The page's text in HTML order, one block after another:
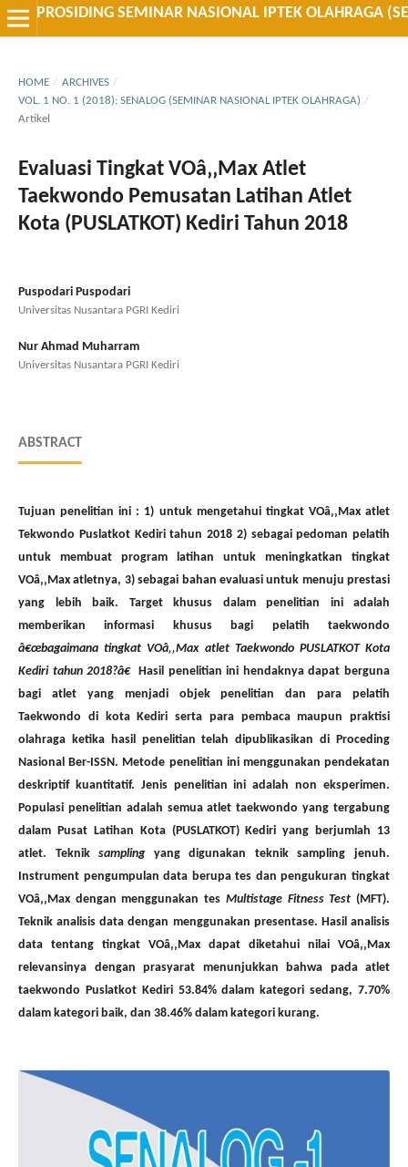
PROSIDING SEMINAR NASIONAL IPTEK OLAHRAGA
HOME / ARCHIVES /
VOL. 1 NO. 1 (2018): SENALOG (SEMINAR NASIONAL IPTEK OLAHRAGA) /
Artikel
Evaluasi Tingkat VOâ‚‚Max Atlet
Taekwondo Pemusatan Latihan Atlet
Kota (PUSLATKOT) Kediri Tahun 2018
Puspodari Puspodari
Universitas Nusantara PGRI Kediri
Nur Ahmad Muharram
Universitas Nusantara PGRI Kediri
ABSTRACT
Tujuan penelitian ini : 1) untuk mengetahui tingkat VOâ‚‚Max atlet
Tekwondo Puslatkot Kediri tahun 2018 2) sebagai pedoman pelatih
untuk membuat program latihan untuk meningkatkan tingkat
VOâ‚‚Max atletnya, 3) sebagai bahan evaluasi untuk menuju prestasi
yang lebih baik. Target khusus dalam penelitian ini adalah
memberikan informasi khusus bagi pelatih taekwondo
â€œbagaimana tingkat VOâ‚‚Max atlet Taekwondo PUSLATKOT Kota
Kediri tahun 2018?â€Hasil penelitian ini hendaknya dapat berguna
bagi atlet yang menjadi objek penelitian dan para pelatih
Taekwondo di kota Kediri serta para pembaca maupun praktisi
olahraga ketika hasil penelitian telah dipublikasikan di Proceding
Nasional Ber-ISSN. Metode penelitian ini menggunakan pendekatan
deskriptif kuantitatif. Jenis penelitian ini adalah non eksperimen.
Populasi penelitian adalah semua atlet taekwondo yang tergabung
dalam Pusat Latihan Kota (PUSLATKOT) Kediri yang berjumlah 13
atlet. Tekniksampling yang digunakan teknik sampling jenuh.
Instrument pengumpulan data berupa tes dan pengukuran tingkat
VOâ‚‚Max dengan menggunakan tes Multistage Fitness Test (MFT).
Teknik analisis data dengan menggunakan presentase. Hasil analisis
data tentang tingkat VOâ‚‚Max dapat diketahui nilai VOâ‚‚Max
relevansinya dengan prasyarat menunjukkan bahwa pada atlet
taekwondo Puslatkot Kediri 53.84% dalam kategori sedang, 7.70%
dalam kategori baik, dan 38.46% dalam kategori kurang.